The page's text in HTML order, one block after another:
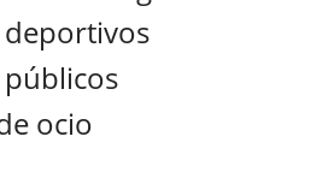
deportivos
públicos
ocio